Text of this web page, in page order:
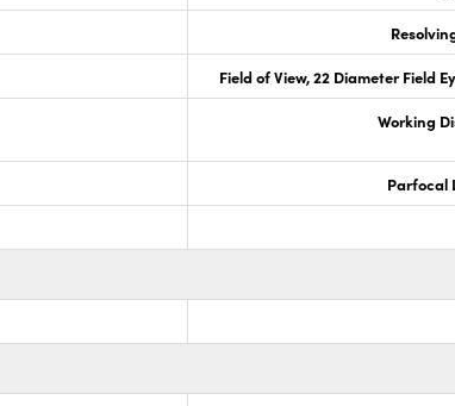
Field of View, 22 Diameter Field
Working
Parfocal